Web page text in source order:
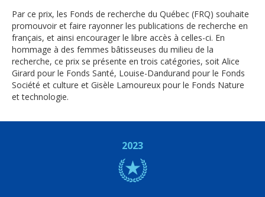
Par ce prix, les Fonds de recherche du Québec (FRQ) souhaite
promouvoir et faire rayonner les publications de recherche en
français, et ainsi encourager le libre accès à celles-ci. En
hommage à des femmes bâtisseuses du milieu de la
recherche, ce prix se présente en trois catégories, soit Alice
Girard pour le Fonds Santé, Louise-Dandurand pour le Fonds
Société et culture et Gisèle Lamoureux pour le Fonds Nature
et technologie.
2023